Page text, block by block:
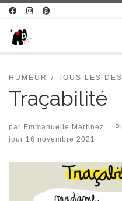
Passer au contenu
HUMEUR TOUS LES
Traçabilité
par Emmanuelle Martinez |
jour 16 novembre 2021